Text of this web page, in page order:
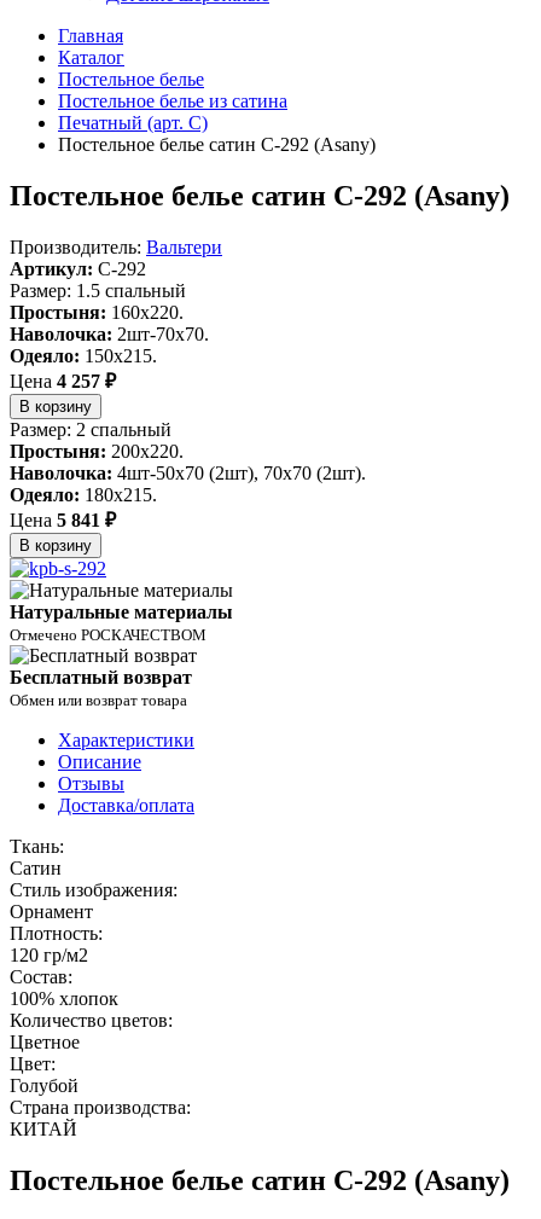
Главная
Каталог
Постельное белье
Постельное белье из сатина
Печатный (арт. С)
Постельное белье сатин С-292 (Asany)
Постельное белье сатин С-292 (Asany)
Производитель: Вальтери
Артикул: C-292
Размер: 1.5 спальный
Простыня: 160х220.
Наволочка: 2шт-70х70.
Одеяло: 150х215.
Цена 4 257 ₽
В корзину
Размер: 2 спальный
Простыня: 200х220.
Наволочка: 4шт-50х70 (2шт), 70х70 (2шт).
Одеяло: 180х215.
Цена 5 841 ₽
В корзину
Натуральные материалы
Отмечено РОСКАЧЕСТВОМ
Бесплатный возврат
Обмен или возврат товара
Характеристики
Описание
Отзывы
Доставка/оплата
Ткань:
Сатин
Стиль изображения:
Орнамент
Плотность:
120 гр/м2
Состав:
100% хлопок
Количество цветов:
Цветное
Цвет:
Голубой
Страна производства:
КИТАЙ
Постельное белье сатин С-292 (Asany)